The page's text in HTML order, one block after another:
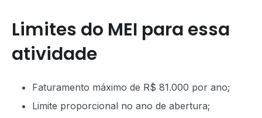
Limites do MEI para essa
atividade
Faturamento máximo de R$ 81.000 por ano;
Limite proporcional no ano de abertura;